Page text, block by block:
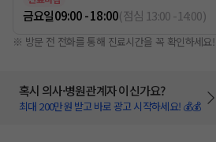
금요일09:00 - 18:00(점심 13:00-14:00)
※ 방문 전 전화를 통해 진료시간을 꼭 확인하세요!
혹시 의사·병원관계자 이신가요?
최대 200만원 받고 바로 광고 시작하세요! 💰💰